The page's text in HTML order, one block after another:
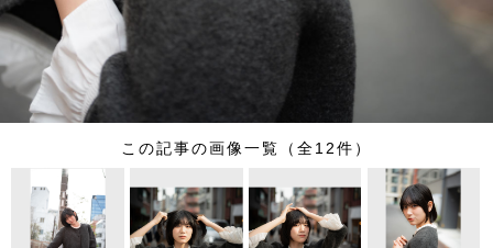
この記事の画像一覧（全12件）